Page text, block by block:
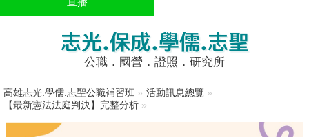
志光.保成.學儒.志聖
公職．國營．證照．研究所
高雄志光.學儒.志聖公職補習班 » 活動訊息總覽 »
【最新憲法法庭判決】完整分析 »